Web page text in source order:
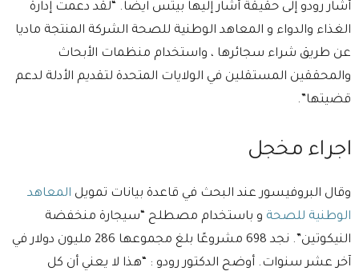
أشار رودو إلى حقيقة أشار إليها بيتس ايضا. “لقد دعمت إدارة
الغذاء والدواء و المعاهد الوطنية للصحة الشركة المنتجة ماديا
عن طريق شراء سجائرها ، واستخدام منظمات الأبحاث
والمحققين المستقلين في الولايات المتحدة لتقديم الأدلة لدعم
قضيتها”.
اجراء مخجل
وقال البروفيسور عند البحث في قاعدة بيانات تمويل المعاهد
الوطنية للصحة و باستخدام مصطلح “سيجارة منخفضة
النيكوتين”. نجد 698 مشروعًا بلغ مجموعها 286 مليون دولار في
آخر عشر سنوات. أوضح الدكتور رودو : “هذا لا يعني أن كل